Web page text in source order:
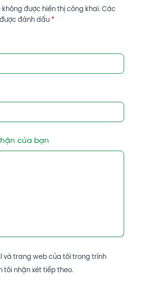
được hiển thị công khai. Các
đánh dấu *
của bạn
và trang web của tôi trong trình
tôi nhận xét tiếp theo.